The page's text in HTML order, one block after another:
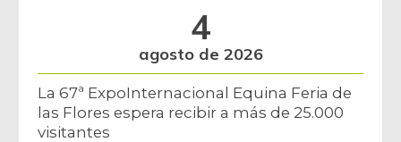
4
agosto de 2026
La 67ª ExpoInternacional Equina Feria de
las Flores espera recibir a más de 25.000
visitantes